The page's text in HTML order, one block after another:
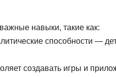
навыки, такие как:
способности —
создавать игры и